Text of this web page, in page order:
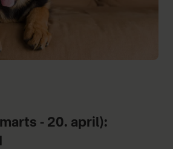
- 20. april):